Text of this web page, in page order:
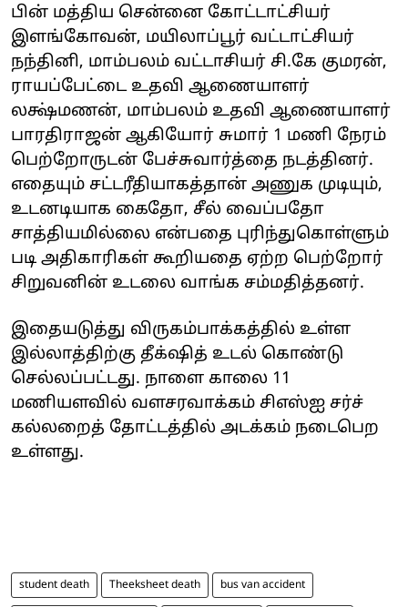
பின் மத்திய சென்னை கோட்டாட்சியர்
இளங்கோவன், மயிலாப்பூர் வட்டாட்சியர்
நந்தினி, மாம்பலம் வட்டாசியர் சி.கே குமரன்,
ராயப்பேட்டை உதவி ஆணையாளர்
லக்ஷ்மணன், மாம்பலம் உதவி ஆணையாளர்
பாரதிராஜன் ஆகியோர் சுமார் 1 மணி நேரம்
பெற்றோருடன் பேச்சுவார்த்தை நடத்தினர்.
எதையும் சட்டரீதியாகத்தான் அணுக முடியும்,
உடனடியாக கைதோ, சீல் வைப்பதோ
சாத்தியமில்லை என்பதை புரிந்துகொள்ளும்
படி அதிகாரிகள் கூறியதை ஏற்ற பெற்றோர்
சிறுவனின் உடலை வாங்க சம்மதித்தனர்.
இதையடுத்து விருகம்பாக்கத்தில் உள்ள
இல்லாத்திற்கு தீக்‌ஷித் உடல் கொண்டு
செல்லப்பட்டது. நாளை காலை 11
மணியளவில் வளசரவாக்கம் சிஎஸ்ஐ சர்ச்
கல்லறைத் தோட்டத்தில் அடக்கம் நடைபெற
உள்ளது.
student death Theeksheet death bus van accident